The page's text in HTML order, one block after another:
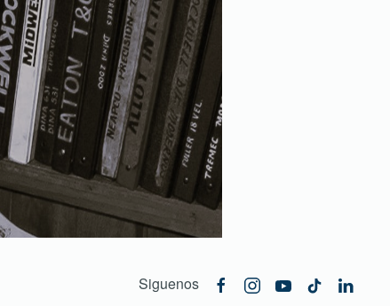
Siguenos